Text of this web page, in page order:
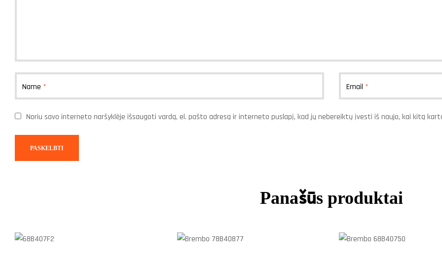
Name * Email *
Noriu savo interneto naršyklėje išsaugoti vardą, el. pašto adresą ir interneto puslapį, kad jų nebereiktų įvesti iš naujo, kai kitą
Panašūs produktai